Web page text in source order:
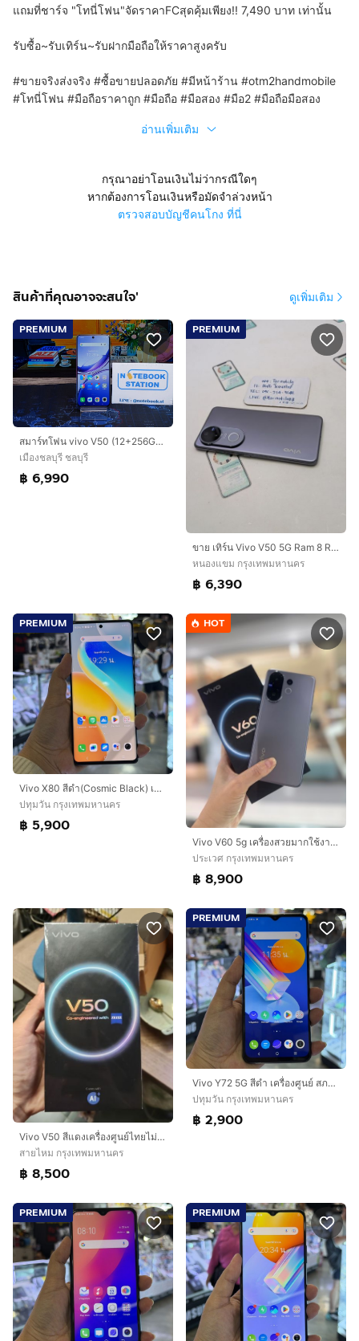
แถมที่ชาร์จ "โทนี่โฟน"จัดราคาFCสุดคุ้มเพียง!! 7,490 บาท เท่านั้น
รับซื้อ~รับเทิร์น~รับฝากมือถือให้ราคาสูงครับ
#ขายจริงส่งจริง #ซื้อขายปลอดภัย #มีหน้าร้าน #otm2handmobile
#โทนี่โฟน #มือถือราคาถูก #มือถือ #มือสอง #มือ2 #มือถือมือสอง
อ่านเพิ่มเติม
กรุณาอย่าโอนเงินไม่ว่ากรณีใดๆ
หากต้องการโอนเงินหรือมัดจำล่วงหน้า
ตรวจสอบบัญชีคนโกง ที่นี่
สินค้าที่คุณอาจจะสนใจ' ดูเพิ่มเติม
PREMIUM
สมาร์ทโฟน vivo V50 (12+256GB) Mist Purple 5G เครื่องสวย พร้อมใช้งาน ขายเพียง 6,990.- เท่านั้น
เมืองชลบุรี ชลบุรี
฿ 6,990
PREMIUM
ขาย เทิร์น Vivo V50 5G Ram 8 Rom 256 ศูนย์ไทย สภาพสวย มีตัวเครื่อง และเคส ไม่มีอุปกรณ์อื่น ประกันยาว เพียง 6,390 บาท ครับ
หนองแขม กรุงเทพมหานคร
฿ 6,390
PREMIUM
Vivo X80 สีดำ(Cosmic Black) เครื่องศูนย์ สภาพสวยมาก จอ6.78นิ้ว แรม12รอม256 Dimensity9000 กล้องเลนส์ Zeiss optics 50ล้าน(3ตัว)🔥🔥
ปทุมวัน กรุงเทพมหานคร
฿ 5,900
HOT
Vivo V60 5g เครื่องสวยมากใช้งานปกติทุกอย่าง
ประเวศ กรุงเทพมหานคร
฿ 8,900
Vivo V50 สีแดงเครื่องศูนย์ไทยไม่แกะกล่องอยู่ในซีล
สายไหม กรุงเทพมหานคร
฿ 8,500
PREMIUM
Vivo Y72 5G สีดำ เครื่องศูนย์ สภาพสวยมากๆ จอ6.58นิ้ว แรม8รอม128 Dimensity700 กล้อง64ล้าน(3ตัว)🔥🔥
ปทุมวัน กรุงเทพมหานคร
฿ 2,900
PREMIUM PREMIUM